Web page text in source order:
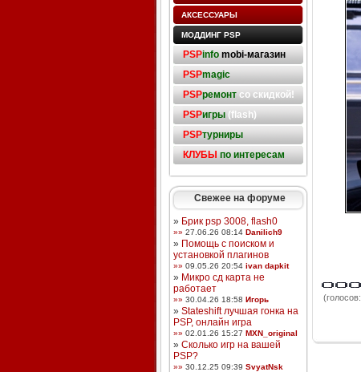
АКСЕССУАРЫ
МОДДИНГ PSP
PSPinfo mobi-магазин
PSPmagic
PSPремонтсо скидкой!
PSPигры(flash)
PSPтурниры
КЛУБЫ по интересам
Свежее на форуме
» Брик psp 3008, flash0
»» 27.06.26 08:14 Danilich9
» Помощь с поиском и
установкой плагинов
»» 09.05.26 20:54 ivan dapkit
» Микро сд карта не
работает
»» 30.04.26 18:58 Игорь
» Stateshift лучшая гонка на
PSP, онлайн игра
»» 02.01.26 15:27 MXN_original
» Сколько игр на вашей
PSP?
»» 30.12.25 09:39 SvyatNsk